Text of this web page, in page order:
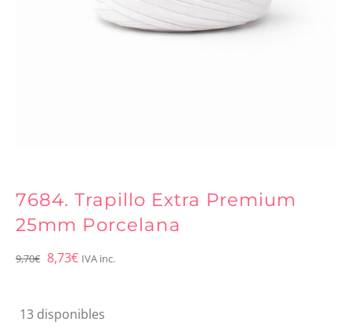
7684. Trapillo Extra Premium
25mm Porcelana
9,70€ El
original
8,73€El
actual
IVA inc.
13 disponibles